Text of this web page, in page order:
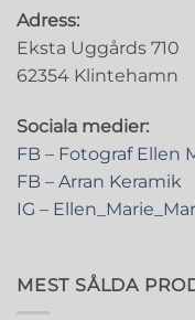
Adress:
Eksta Uggårds 710
62354 Klintehamn
Sociala medier:
FB – Fotograf Ellen
FB – Arran Keramik
IG –
MEST SÅLDA